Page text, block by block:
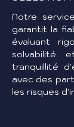
Notre
garantit la
évaluant
solvabilité
tranquillité
avec des
les risques